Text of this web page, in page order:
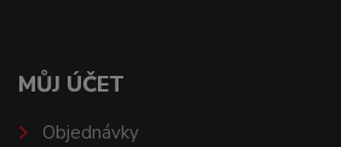
MŮJ ÚČET
Objednávky